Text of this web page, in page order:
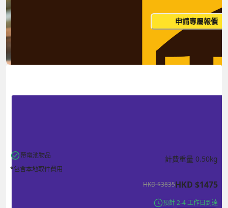
申請專屬報價
帶電池物品
*包含本地取件費用
計費重量 0.50kg
HKD$3835HKD $1475
預計 2-4 工作日到達